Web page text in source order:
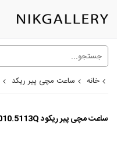
خانه ساعت مچی پیر ریکد
ساعت مچی پیر ریکود P23010.5113Q